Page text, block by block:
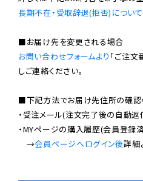
長期不在・受取辞退(拒否)について
お問い合わせフォームより 「ご注
しご連絡ください。
■下記方法でお届け先住所の確認
・受注メール(注文完了後の自動返
・MYページの購入履歴(会員登録
→会員ページへログイン後詳細